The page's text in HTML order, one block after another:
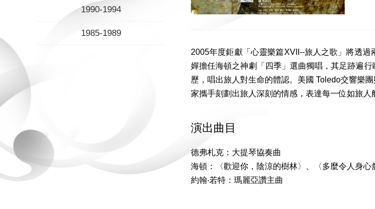
1990-1994
1985-1989
2005年度鉅獻「心靈樂篇XVII--旅人之歌」將透
嬋擔任海頓之神劇「四季」選曲獨唱，其足跡遍
歷，唱出旅人對生命的體認。美國 Toledo交響樂
家攜手刻劃出旅人深刻的情感，表達每一位如旅人
演出曲目
德弗札克：大提琴協奏曲
海頓：〈歡迎你，陰涼的樹林〉、〈多麼令人身心
約翰‧若特：瑪麗亞讚主曲